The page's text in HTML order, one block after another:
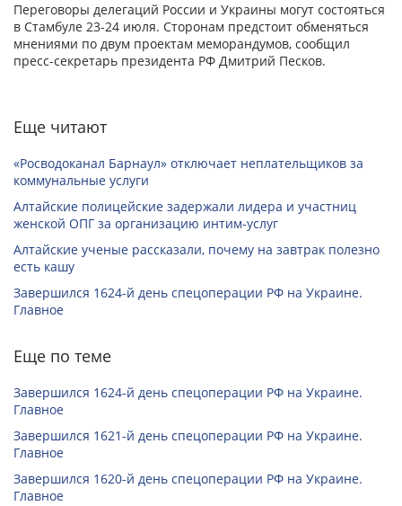
Переговоры делегаций России и Украины могут состояться
в Стамбуле 23-24 июля. Сторонам предстоит обменяться
мнениями по двум проектам меморандумов, сообщил
пресс-секретарь президента РФ Дмитрий Песков.
Еще читают
«Росводоканал Барнаул» отключает неплательщиков за
коммунальные услуги
Алтайские полицейские задержали лидера и участниц
женской ОПГ за организацию интим-услуг
Алтайские ученые рассказали, почему на завтрак полезно
есть кашу
Завершился 1624-й день спецоперации РФ на Украине.
Главное
Еще по теме
Завершился 1624-й день спецоперации РФ на Украине.
Главное
Завершился 1621-й день спецоперации РФ на Украине.
Главное
Завершился 1620-й день спецоперации РФ на Украине.
Главное